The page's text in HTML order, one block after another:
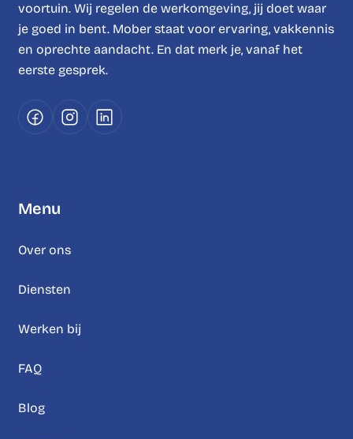
voortuin. Wij regelen de werkomgeving, jij doet waar
je goed in bent. Mober staat voor ervaring, vakkennis
en oprechte aandacht. En dat merk je, vanaf het
eerste gesprek.
Menu
Over ons
Diensten
Werken bij
FAQ
Blog